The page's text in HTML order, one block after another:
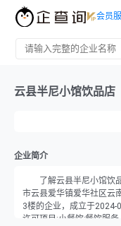
会员
云县半尼小馆饮品店
企业简介
了解云县半尼小馆饮
市云县爱华镇爱华社区云
3楼的企业，成立于2024-
许可项目:小餐饮;餐饮服